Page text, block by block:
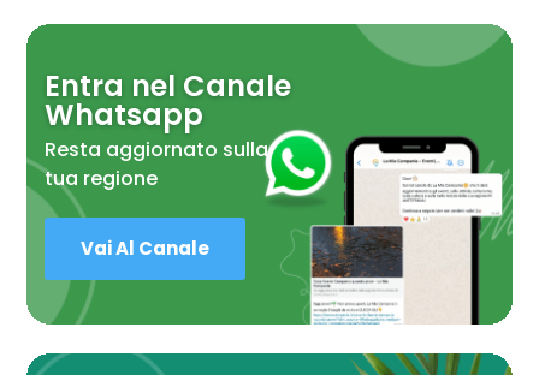
Entra nel Canale
Whatsapp
Resta aggiornato sulla
tua regione
Vai Al Canale